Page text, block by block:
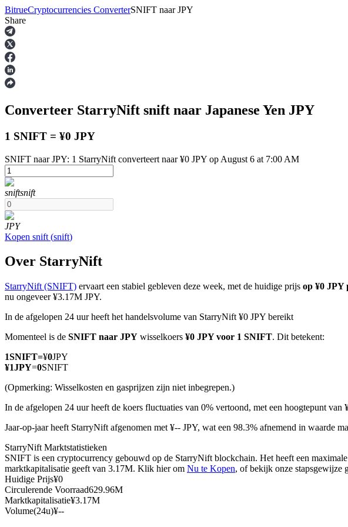
Termijncontracten
USDT-futures
Futures met USDT als onderpand
COIN-M-futures
Cryptocurrency-futures
BitrueCryptocurrencies ConverterSNIFT naar JPY
Share
Converteer StarryNift snift naar Japanese Yen JPY
1 SNIFT = ¥0 JPY
SNIFT naar JPY: 1 StarryNift converteert naar ¥0 JPY op August 6 at 7:00 AM
sniftsnift
JPY
Kopen snift (snift)
Over StarryNift
StarryNift (SNIFT) ervaart een stabiel gebleven deze week, met de huidige prijs op ¥0 JPY
nu ongeveer ¥3.17M JPY.
In de afgelopen 24 uur heeft het handelsvolume van StarryNift ¥0 JPY bereikt
Momenteel is de SNIFT naar JPY wisselkoers ¥0 JPY voor 1 SNIFT. Dit betekent:
1SNIFT=¥0JPY
¥1JPY=0SNIFT
(Opmerking: Wisselkosten en gasprijzen zijn niet inbegrepen.)
In de afgelopen 24 uur heeft de koers fluctuaties van 0% vertoond, met een hoogtepunt van
Jaar-op-jaar heeft StarryNift afgenomen met ¥-- JPY, wat een 98.3% afnemend in waarde
StarryNift Marktstatistieken
SNIFT is een cryptocurrency gebouwd op de StarryNift blockchain. Het heeft een
marktkapitalisatie geeft van 3.17M. Klik hier om Nu te Kopen, of bekijk onze stapsgewijze
Huidige Prijs¥0
Circulerende Voorraad629.96M
Marktkapitalisatie¥3.17M
Volume(24u)¥--